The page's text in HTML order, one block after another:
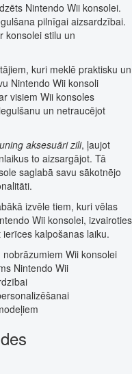
Nintendo Wii konsolei.
pilnīgai aizsardzībai.
konsolei stilu un
kuri meklē praktisku un
Nintendo Wii konsoli
visiem Wii konsoles
un netraucējot
aksesuāri zili, ļaujot
to aizsargājot. Tā
saglabā savu sākotnējo
izvēle tiem, kuri vēlas
Wii konsolei, izvairoties
kalpošanas laiku.
Wii konsolei
Nintendo Wii